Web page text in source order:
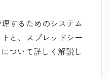
するためのシステム
と、スプレッドシー
ついて詳しく解説し